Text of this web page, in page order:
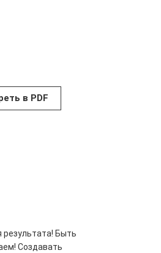
в PDF
Быть
Создавать